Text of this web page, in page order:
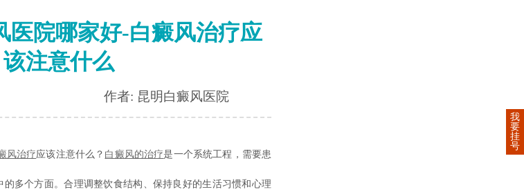
医院哪家好-白癜风治疗应
该注意什么
作者: 昆明白癜风医院
风治疗应该注意什么？ 白癜风的治疗是一个系统工程，需要患
多个方面。合理调整饮食结构、保持良好的生活习惯和心理
我
要
挂
号